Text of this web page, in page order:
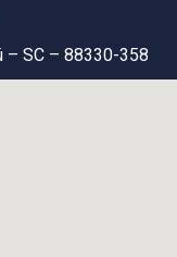
– SC – 88330-358